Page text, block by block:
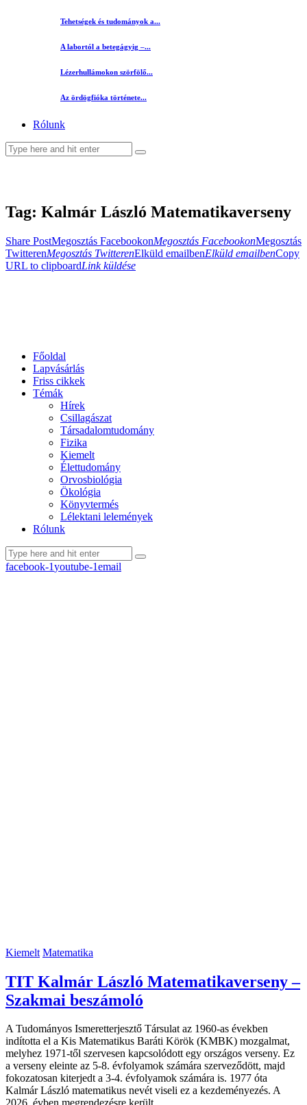
Tehetségek és tudományok a...
A labortól a betegágyig –...
Lézerhullámokon szörfölő...
Az ördögfióka története...
Rólunk
Tag: Kalmár László Matematikaverseny
Share PostMegosztás FacebookonMegosztás FacebookonMegosztás
TwitterenMegosztás TwitterenElküld emailbenElküld emailbenCopy
URL to clipboardLink küldése
Főoldal
Lapvásárlás
Friss cikkek
Témák
Hírek
Csillagászat
Társadalomtudomány
Fizika
Kiemelt
Élettudomány
Orvosbiológia
Ökológia
Könyvtermés
Lélektani lelemények
Rólunk
facebook-1youtube-1email
Kiemelt Matematika
TIT Kalmár László Matematikaverseny –
Szakmai beszámoló
A Tudományos Ismeretterjesztő Társulat az 1960-as években
indította el a Kis Matematikus Baráti Körök (KMBK) mozgalmat,
melyhez 1971-től szervesen kapcsolódott egy országos verseny. Ez
a verseny eleinte az 5-8. évfolyamok számára szerveződött, majd
fokozatosan kiterjedt a 3-4. évfolyamok számára is. 1977 óta
Kalmár László matematikus nevét viseli ez a kezdeményezés. A